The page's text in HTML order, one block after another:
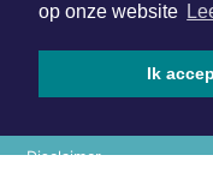
op onze website
Ik
Disclaimer